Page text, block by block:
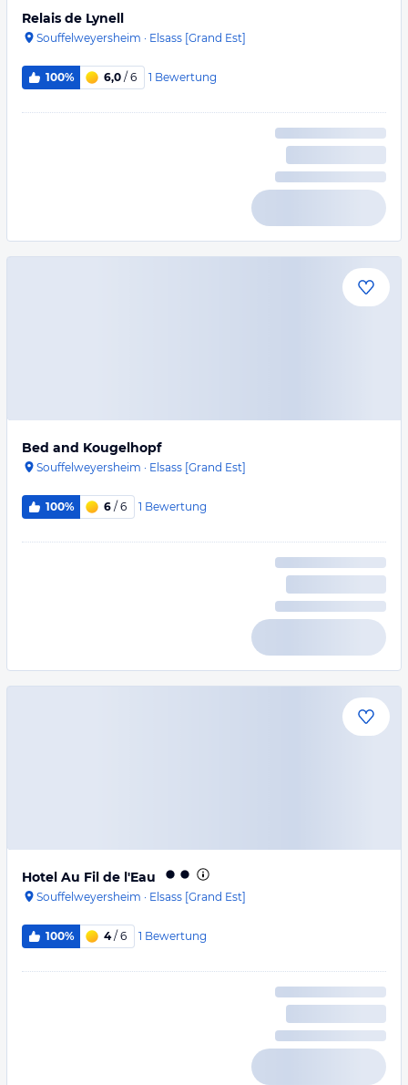
Relais de Lynell
Souffelweyersheim · Elsass [Grand Est]
100% 6,0 / 6 1 Bewertung
Bed and Kougelhopf
Souffelweyersheim · Elsass [Grand Est]
100% 6 / 6 1 Bewertung
Hotel Au Fil de l'Eau
Souffelweyersheim · Elsass [Grand Est]
100% 4/ 6 1 Bewertung